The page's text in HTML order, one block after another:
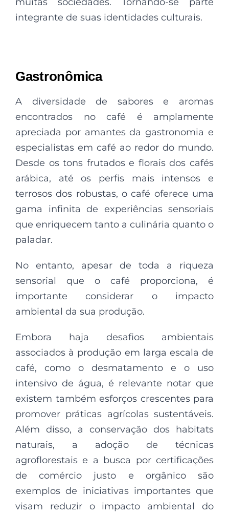
integrante de suas identidades culturais.
Gastronômica
A diversidade de sabores e aromas
encontrados no café é amplamente
apreciada por amantes da gastronomia e
especialistas em café ao redor do mundo.
Desde os tons frutados e florais dos cafés
arábica, até os perfis mais intensos e
terrosos dos robustas, o café oferece uma
gama infinita de experiências sensoriais
que enriquecem tanto a culinária quanto o
paladar.
No entanto, apesar de toda a riqueza
sensorial que o café proporciona, é
importante considerar o impacto
ambiental da sua produção.
Embora haja desafios ambientais
associados à produção em larga escala de
café, como o desmatamento e o uso
intensivo de água, é relevante notar que
existem também esforços crescentes para
promover práticas agrícolas sustentáveis.
Além disso, a conservação dos habitats
naturais, a adoção de técnicas
agroflorestais e a busca por certificações
de comércio justo e orgânico são
exemplos de iniciativas importantes que
visam reduzir o impacto ambiental do